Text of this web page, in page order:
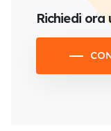
Richiedi ora